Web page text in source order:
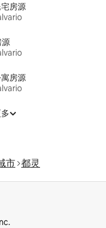
房源
房源
市 都灵